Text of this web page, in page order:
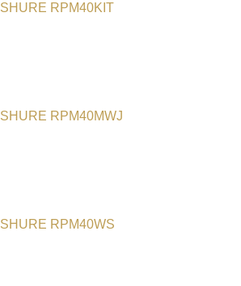
SHURE RPM40KIT
SHURE RPM40MWJ
SHURE RPM40WS